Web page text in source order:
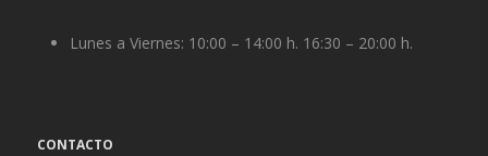
Lunes a Viernes: 10:00 – 14:00 h. 16:30 – 20:00 h.
CONTACTO